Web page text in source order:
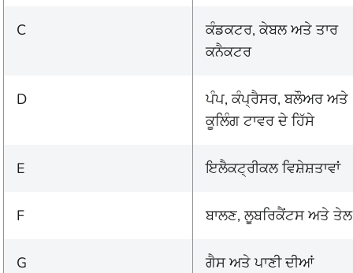
C
ਕੰਡਕਟਰ, ਕੇਬਲ ਅਤੇ ਤਾਰ
ਕਨੈਕਟਰ
D
ਪੰਪ, ਕੰਪ੍ਰੈਸਰ, ਬਲੌਅਰ ਅਤੇ
ਕੂਲਿੰਗ ਟਾਵਰ ਦੇ ਹਿੱਸੇ
E ਇਲੈਕਟ੍ਰੀਕਲ ਵਿਸ਼ੇਸ਼ਤਾਵਾਂ
F ਬਾਲਣ, ਲੂਬਰਿਕੈਂਟਸ ਅਤੇ ਤੇਲ
G
ਗੈਸ ਅਤੇ ਪਾਣੀ ਦੀਆਂ